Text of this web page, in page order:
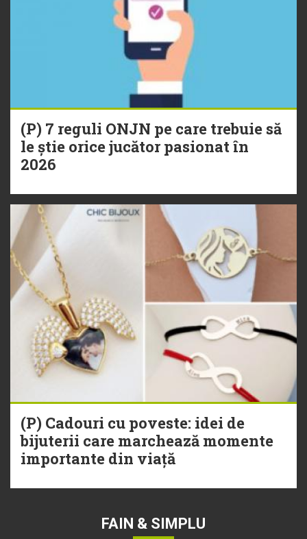
(P) 7 reguli ONJN pe care trebuie să
le știe orice jucător pasionat în
2026
(P) Cadouri cu poveste: idei de
bijuterii care marchează momente
importante din viață
FAIN & SIMPLU